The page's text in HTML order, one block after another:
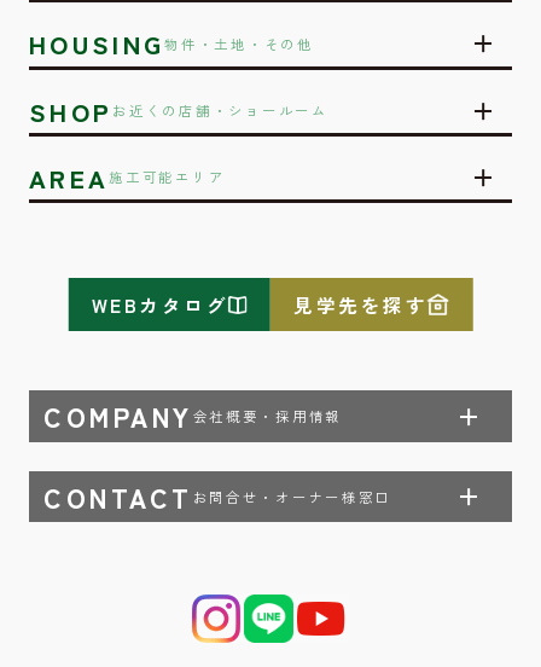
HOUSING物件・土地・その他
SHOP お近くの店舗・ショールーム
AREA施工可能エリア
COMPANY 会社概要・採用情報
CONTACT お問合せ・オーナー様窓口
WEBカタログ 見学先を探す